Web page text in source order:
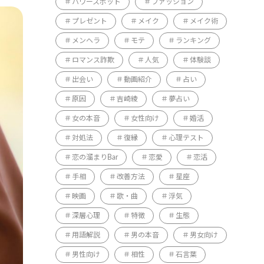
パワースポット ファッション
プレゼント メイク メイク術
メンヘラ モテ ランキング
ロマンス詐欺 人気 体験談
出会い 動画紹介 占い
原因 吉崎綾 夢占い
女の本音 女性向け 婚活
対処法 復縁 心理テスト
恋の溜まりBar 恋愛 恋活
手相 改善方法 星座
映画 歌・曲 浮気
深層心理 特徴 生態
用語解説 男の本音 男女向け
男性向け 相性 石言葉